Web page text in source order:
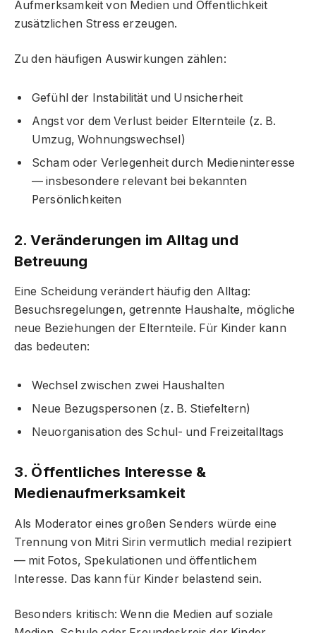
Aufmerksamkeit von Medien und Öffentlichkeit
zusätzlichen Stress erzeugen.
Zu den häufigen Auswirkungen zählen:
Gefühl der Instabilität und Unsicherheit
Angst vor dem Verlust beider Elternteile (z. B.
Umzug, Wohnungswechsel)
Scham oder Verlegenheit durch Medieninteresse
— insbesondere relevant bei bekannten
Persönlichkeiten
2. Veränderungen im Alltag und
Betreuung
Eine Scheidung verändert häufig den Alltag:
Besuchsregelungen, getrennte Haushalte, mögliche
neue Beziehungen der Elternteile. Für Kinder kann
das bedeuten:
Wechsel zwischen zwei Haushalten
Neue Bezugspersonen (z. B. Stiefeltern)
Neuorganisation des Schul- und Freizeitalltags
3. Öffentliches Interesse &
Medienaufmerksamkeit
Als Moderator eines großen Senders würde eine
Trennung von Mitri Sirin vermutlich medial rezipiert
— mit Fotos, Spekulationen und öffentlichem
Interesse. Das kann für Kinder belastend sein.
Besonders kritisch: Wenn die Medien auf soziale